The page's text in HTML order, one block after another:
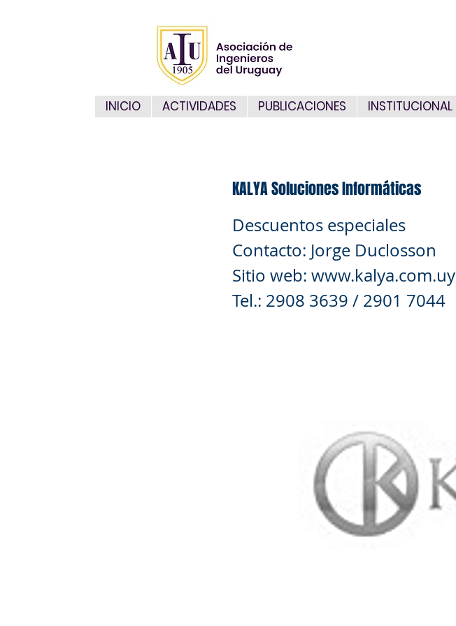
INICIO ACTIVIDADES PUBLICACIONES INSTITUCIONAL
KALYA Soluciones Informáticas
Descuentos especiales
Contacto: Jorge Duclosson
Sitio web: www.kalya.com.uy
Tel.: 2908 3639 / 2901 7044